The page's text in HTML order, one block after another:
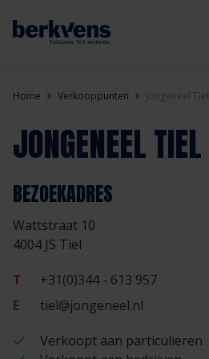
Deuren
Hang- & sluitwerk
Diensten
Technische documentatie
Eengezinswoning
Utiliteitsgebouw
Prefab woning
Aannemer
Projectontwikkelaar
Handelspartner
Inbraakwerend
Geluidwerend
Rookwerend
Duurzaamheid
mijndeur.nl
Inspiratie
Verkooppunten
Veelgestelde vragen
Blog
Duurzaamheid
GND Garantiedeuren
Werken bij Berkvens
Home Verkooppunten Jongeneel Tiel
JONGENEEL TIEL
BEZOEKADRES
Wattstraat 10
4004 JS Tiel
T
+31(0)344 - 613 957
E
tiel@jongeneel.nl
Verkoopt aan particulieren